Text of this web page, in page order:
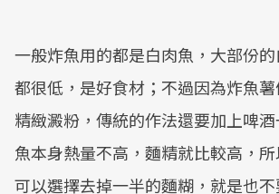
一般炸魚用的都是白肉魚，大部份
都很低，是好食材；不過因為炸魚
精緻澱粉，傳統的作法還要加上啤酒
魚本身熱量不高，麵精就比較高，
可以選擇去掉一半的麵糊，就是也